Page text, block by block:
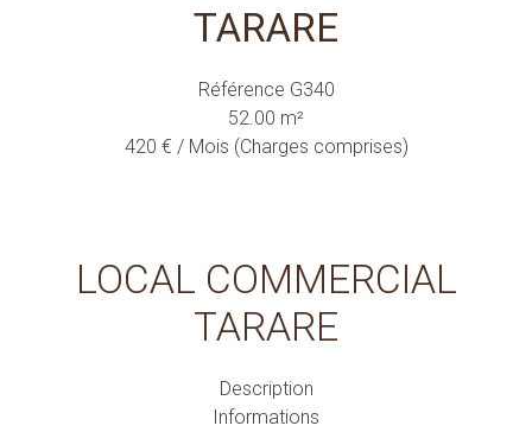
TARARE
Référence G340
52.00 m²
420 € / Mois (Charges comprises)
LOCAL COMMERCIAL
TARARE
Description
Informations